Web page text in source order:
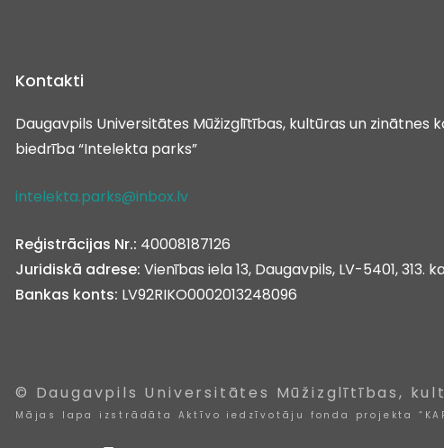
Kontakti
Daugavpils Universitātes Mūžizglītības, kultūras un zinātnes
biedrība “Intelekta parks”
intelekta.parks@inbox.lv
Reģistrācijas Nr.: 40008187126
Juridiskā adrese: Vienības iela 13, Daugavpils, LV-5401, 313.
Bankas konts: LV92RIKO0002013248096
© Daugavpils Universitātes Mūžizglītības,
Mājas lapa izstrādāta Aktīvo iedzīvotāju fonda projekta